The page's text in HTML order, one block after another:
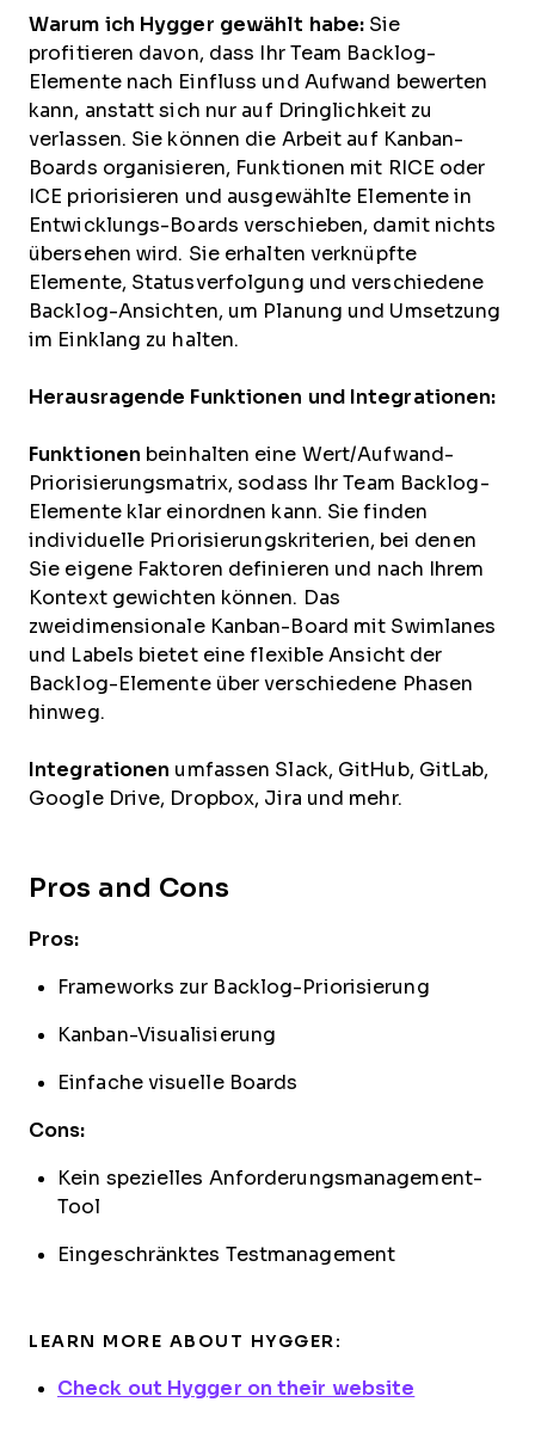
Warum ich Hygger gewählt habe: Sie
profitieren davon, dass Ihr Team Backlog-
Elemente nach Einfluss und Aufwand bewerten
kann, anstatt sich nur auf Dringlichkeit zu
verlassen. Sie können die Arbeit auf Kanban-
Boards organisieren, Funktionen mit RICE oder
ICE priorisieren und ausgewählte Elemente in
Entwicklungs-Boards verschieben, damit nichts
übersehen wird. Sie erhalten verknüpfte
Elemente, Statusverfolgung und verschiedene
Backlog-Ansichten, um Planung und Umsetzung
im Einklang zu halten.
Herausragende Funktionen und Integrationen:
Funktionen beinhalten eine Wert/Aufwand-
Priorisierungsmatrix, sodass Ihr Team Backlog-
Elemente klar einordnen kann. Sie finden
individuelle Priorisierungskriterien, bei denen
Sie eigene Faktoren definieren und nach Ihrem
Kontext gewichten können. Das
zweidimensionale Kanban-Board mit Swimlanes
und Labels bietet eine flexible Ansicht der
Backlog-Elemente über verschiedene Phasen
hinweg.
Integrationen umfassen Slack, GitHub, GitLab,
Google Drive, Dropbox, Jira und mehr.
Pros and Cons
Pros:
Frameworks zur Backlog-Priorisierung
Kanban-Visualisierung
Einfache visuelle Boards
Cons:
Kein spezielles Anforderungsmanagement-
Tool
Eingeschränktes Testmanagement
LEARN MORE ABOUT HYGGER:
Check out Hygger on their website